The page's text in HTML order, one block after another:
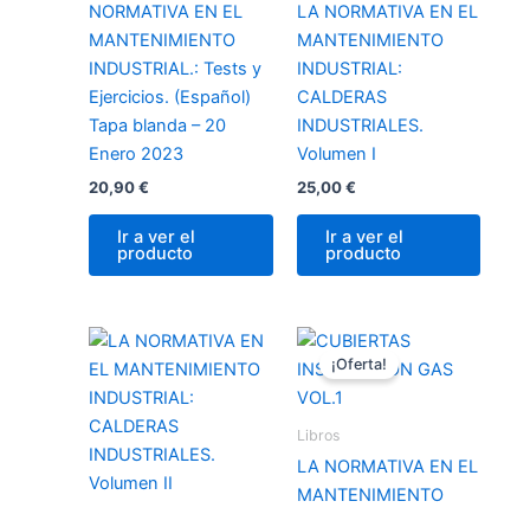
NORMATIVA EN EL
MANTENIMIENTO
INDUSTRIAL.: Tests y
Ejercicios. (Español)
Tapa blanda – 20
Enero 2023
20,90€
Ir a ver el
producto
LA NORMATIVA EN EL
MANTENIMIENTO
INDUSTRIAL:
CALDERAS
INDUSTRIALES.
Volumen I
25,00€
Ir a ver el
producto
¡Oferta!
Libros
LA NORMATIVA EN EL
MANTENIMIENTO
El
precio
original actual